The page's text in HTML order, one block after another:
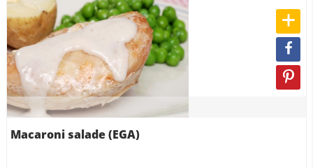
Macaroni salade (EGA)